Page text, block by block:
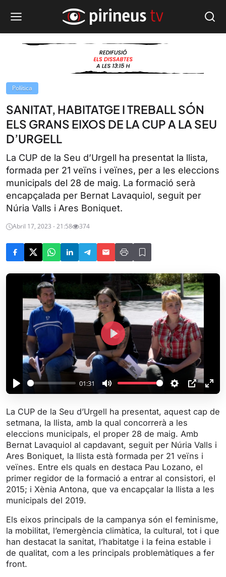
Política
SANITAT, HABITATGE I TREBALL SÓN
ELS GRANS EIXOS DE LA CUP A LA SEU
D’URGELL
La CUP de la Seu d’Urgell ha presentat la llista,
formada per 21 veïns i veïnes, per a les eleccions
municipals del 28 de maig. La formació serà
encapçalada per Bernat Lavaquiol, seguit per
Núria Valls i Ares Boniquet.
Abril 17, 2023 - 21:58 374
P
a
y
01:31
M
u
t
e
S
t
t
i
n
g
s
P
E
n
r
l
l
c
r
e
e
P
l
a
La CUP de la Seu d’Urgell ha presentat, aquest cap de
setmana, la llista, amb la qual concorrerà a les
eleccions municipals, el proper 28 de maig. Amb
Bernat Lavaquiol al capdavant, seguit per Núria Valls i
Ares Boniquet, la llista està formada per 21 veïns i
veïnes. Entre els quals en destaca Pau Lozano, el
primer regidor de la formació a entrar al consistori, el
2015; i Xènia Antona, que va encapçalar la llista a les
municipals del 2019.
Els eixos principals de la campanya són el feminisme,
la mobilitat, l’emergència climàtica, la cultural, tot i que
han destacat la sanitat, l’habitatge i la feina estable i
de qualitat, com a les principals problemàtiques a fer
front.